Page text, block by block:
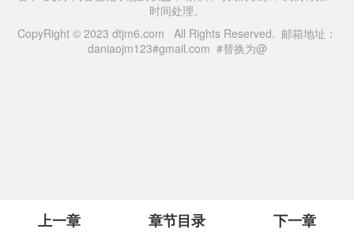
上一章 章节目录 下一章
时间处理。
CopyRight © 2023 dtjm6.com All Rights Reserved. 邮箱地址：
daniaojm123#gmail.com #替换为@